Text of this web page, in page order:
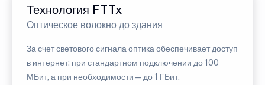
Технология FTTx
Оптическое волокно до здания
За счет светового сигнала оптика обеспечивает доступ
в интернет: при стандартном подключении до 100
МБит, а при необходимости — до 1 ГБит.